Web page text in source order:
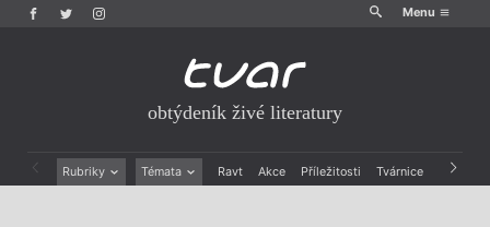
Menu
obtýdeník živé literatury
Rubriky Témata Ravt Akce Příležitosti Tvárnice Archiv